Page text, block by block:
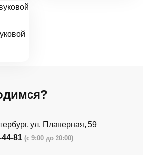
​ул. Планерная, 59
44-81 (с 9:00 до 20:00)